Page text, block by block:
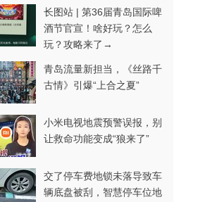
长图站 | 第36届青岛国际啤
酒节官宣！啥好玩？怎么
玩？攻略来了→
青岛流量新担当，《丝路千
古情》引爆“上合之夏”
小米电视地震预警误报，别
让救命功能变成“狼来了”
交了停车费地锁未落导致车
辆底盘被刮，智慧停车位地